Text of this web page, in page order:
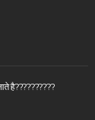
है??????????